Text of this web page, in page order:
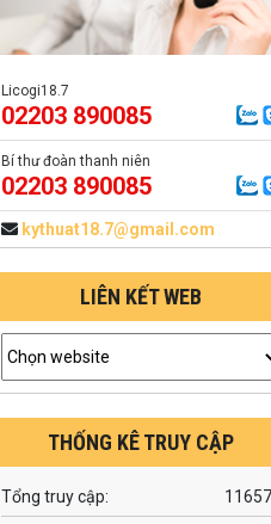
Licogi18.7
02203 890085
Bí thư đoàn thanh niên
02203 890085
kythuat18.7@gmail.com
LIÊN KẾT WEB
THỐNG KÊ TRUY CẬP
Tổng truy cập: